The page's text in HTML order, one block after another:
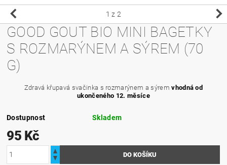
1 z 2
GOOD GOUT BIO MINI BAGETKY
S ROZMARÝNEM A SÝREM (70
G)
Zdravá křupavá svačinka s rozmarýnem a sýremvhodná od
ukončeného 12. měsíce
Dostupnost Skladem
95 Kč